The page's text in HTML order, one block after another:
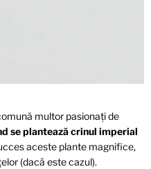
multor pasionați de
se plantează crinul imperial
aceste plante magnifice,
(dacă este cazul).